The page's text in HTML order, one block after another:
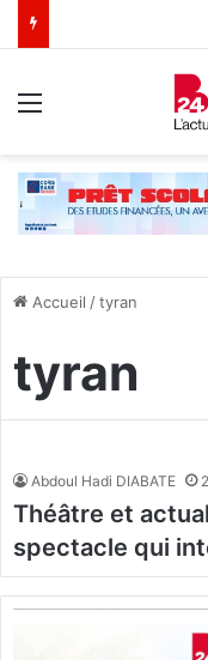
Accueil /tyran
tyran
Abdoul Hadi DIABATE
Théâtre et
spectacle qui